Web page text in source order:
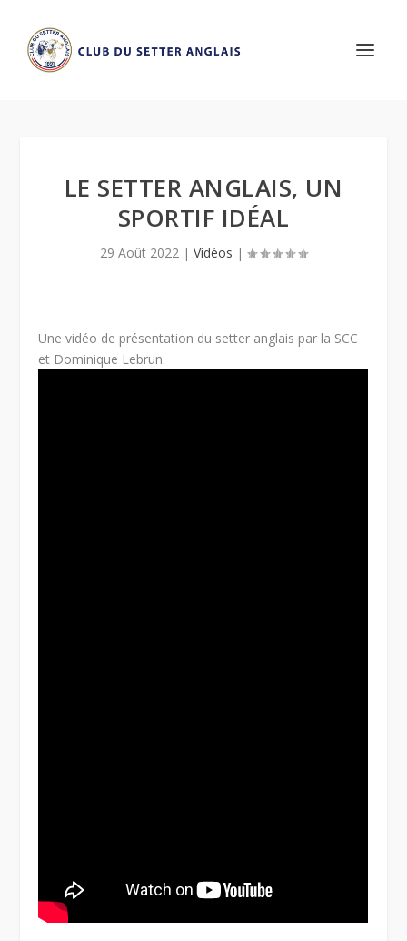
LE SETTER ANGLAIS, UN
SPORTIF IDÉAL
29 Août 2022 | Vidéos |
Une vidéo de présentation du setter anglais par la SCC
et Dominique Lebrun.